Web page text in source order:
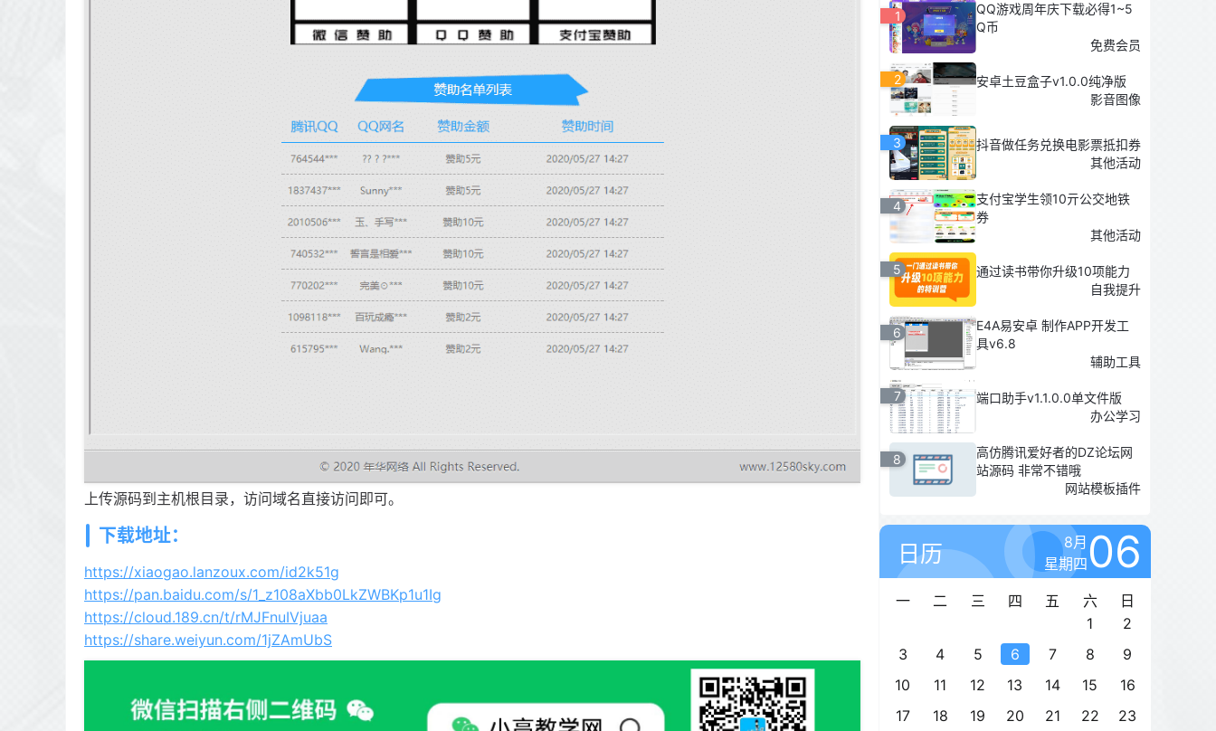
上传源码到主机根目录，访问域名直接访问即可。
下载地址：
https://xiaogao.lanzoux.com/id2k51g
https://pan.baidu.com/s/1_z108aXbb0LkZWBKp1u1Ig
https://cloud.189.cn/t/rMJFnuIVjuaa
https://share.weiyun.com/1jZAmUbS
1
QQ游戏周年庆下载必得1~5
Q币
免费会员
2
安卓土豆盒子v1.0.0纯净版
影音图像
3
抖音做任务兑换电影票抵扣券
其他活动
4
支付宝学生领10亓公交地铁
券
其他活动
5
通过读书带你升级10项能力
自我提升
6
E4A易安卓 制作APP开发工
具v6.8
辅助工具
7
端口助手v1.1.0.0单文件版
办公学习
8
高仿腾讯爱好者的DZ论坛网
站源码 非常不错哦
网站模板插件
日历
8月
星期四06
一 二 三 四 五 六
日
1
2
3
4 5 6 7 8
9
10
11 12 13 14 15
16
17
18 19 20 21 22
23